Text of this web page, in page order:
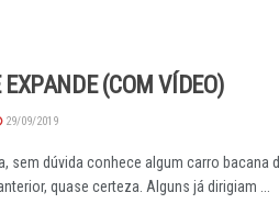
EXPANDE (COM VÍDEO)
29/09/2019
sem dúvida conhece algum carro bacana
quase certeza. Alguns já dirigiam ...